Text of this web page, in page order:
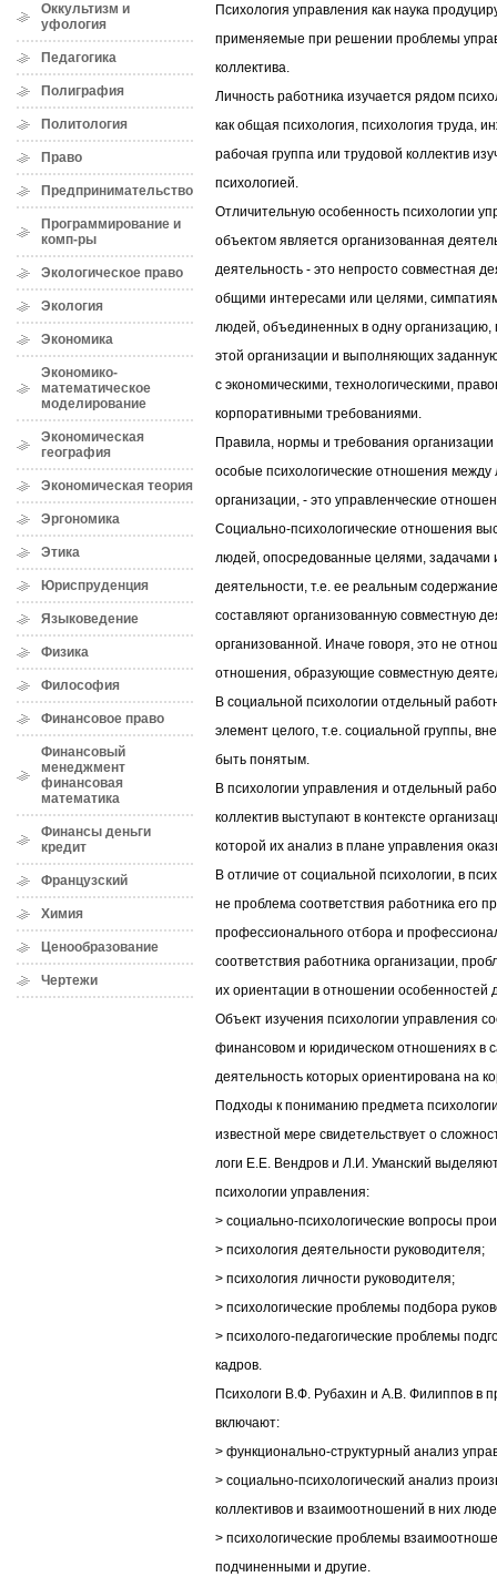
Оккультизм и
уфология
Педагогика
Полиграфия
Политология
Право
Предпринимательство
Программирование и
комп-ры
Экологическое право
Экология
Экономика
Экономико-
математическое
моделирование
Экономическая
география
Экономическая теория
Эргономика
Этика
Юриспруденция
Языковедение
Физика
Философия
Финансовое право
Финансовый
менеджмент
финансовая
математика
Финансы деньги
кредит
Французский
Химия
Ценообразование
Чертежи
Психология управления как наука
применяемые при решении проблемы
коллектива.
Личность работника изучается рядом
как общая психология, психология труда,
рабочая группа или трудовой коллектив
психологией.
Отличительную особенность психологии
объектом является организованная
деятельность - это непросто совместная
общими интересами или целями,
людей, объединенных в одну
этой организации и выполняющих
с экономическими, технологическими,
корпоративными требованиями.
Правила, нормы и требования
особые психологические отношения
организации, - это управленческие
Социально-психологические отношения
людей, опосредованные целями, задачами
деятельности, т.е. ее реальным
составляют организованную совместную
организованной. Иначе говоря, это не
отношения, образующие совместную
В социальной психологии отдельный
элемент целого, т.е. социальной группы,
быть понятым.
В психологии управления и отдельный
коллектив выступают в контексте
которой их анализ в плане управления
В отличие от социальной психологии, в
не проблема соответствия работника его
профессионального отбора и
соответствия работника организации,
их ориентации в отношении особенностей
Объект изучения психологии управления
финансовом и юридическом отношениях в
деятельность которых ориентирована на
Подходы к пониманию предмета
известной мере свидетельствует о
логи Е.Е. Вендров и Л.И. Уманский
психологии управления:
> социально-психологические вопросы
> психология деятельности руководителя;
> психология личности руководителя;
> психологические проблемы подбора
> психолого-педагогические проблемы
кадров.
Психологи В.Ф. Рубахин и А.В. Филиппов в
включают:
> функционально-структурный анализ
> социально-психологический анализ
коллективов и взаимоотношений в них
> психологические проблемы
подчиненными и другие.